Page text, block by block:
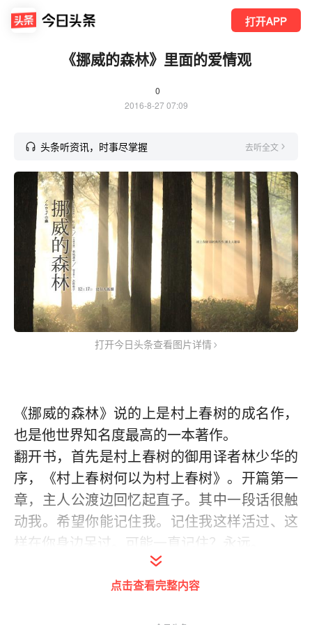
打开APP
《挪威的森林》里面的爱情观
0
2016-8-27 07:09
头条听资讯，时事尽掌握 去听全文
打开今日头条查看图片详情
《挪威的森林》说的上是村上春树的成名作，
也是他世界知名度最高的一本著作。
翻开书，首先是村上春树的御用译者林少华的
序，《村上春树何以为村上春树》。开篇第一
章，主人公渡边回忆起直子。其中一段话很触
动我。希望你能记住我。记住我这样活过、这
样在你身边呆过。可能一直记住？永远。
第一章结尾有渡边感慨。直子当然知道，知道
她在我心目中的记忆迟早要被冲淡。惟其如
点击查看完整内容